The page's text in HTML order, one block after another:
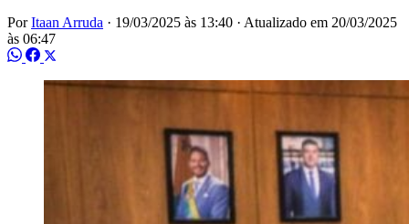
PorItaan Arruda · 19/03/2025 às 13:40 · Atualizado em 20/03/2025
às 06:47